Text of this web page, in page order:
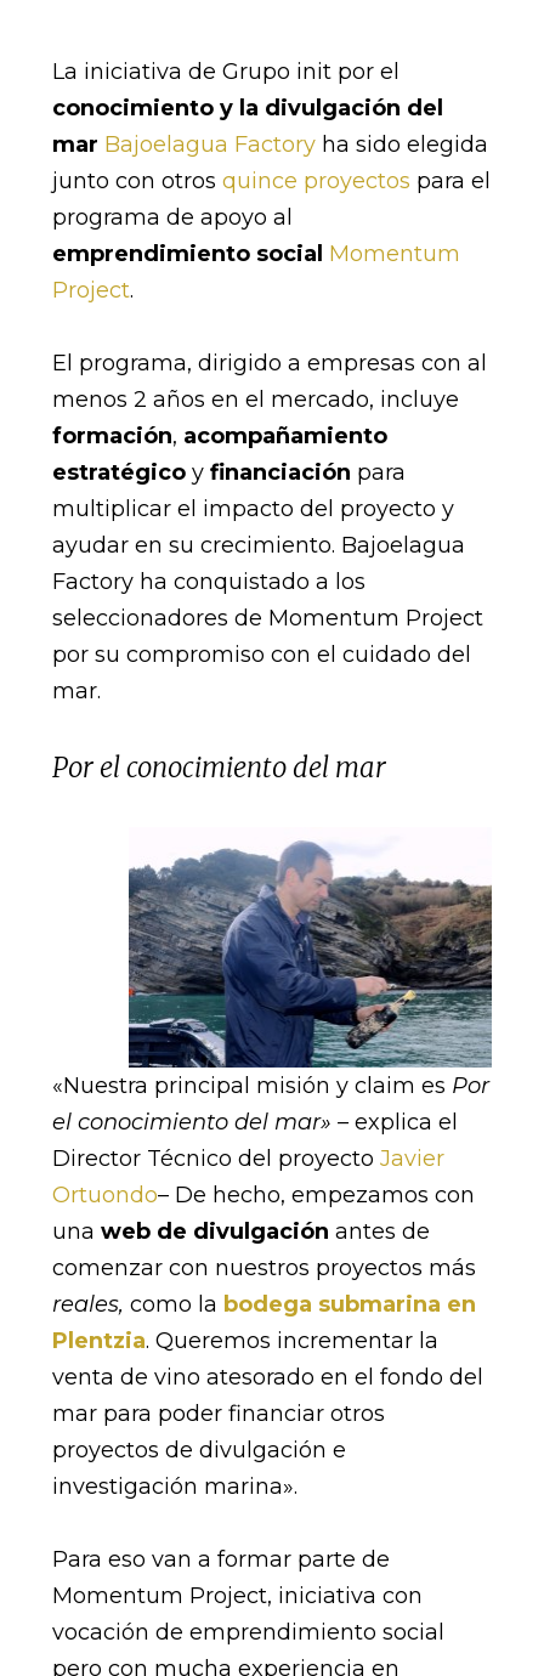
La iniciativa de Grupo init por el
conocimiento y la divulgación del
mar Bajoelagua Factoryha sido elegida
junto con otros quince proyectos para el
programa de apoyo al
emprendimiento social Momentum
Project.
El programa, dirigido a empresas con al
menos 2 años en el mercado, incluye
formación, acompañamiento
estratégicoy financiación para
multiplicar el impacto del proyecto y
ayudar en su crecimiento. Bajoelagua
Factory ha conquistado a los
seleccionadores de Momentum Project
por su compromiso con el cuidado del
mar.
Por el conocimiento del mar
«Nuestra principal misión y claim es Por
el conocimiento del mar» – explica el
Director Técnico del proyecto Javier
Ortuondo– De hecho, empezamos con
una web de divulgación antes de
comenzar con nuestros proyectos más
reales, como la bodega submarina en
Plentzia. Queremos incrementar la
venta de vino atesorado en el fondo del
mar para poder financiar otros
proyectos de divulgación e
investigación marina».
Para eso van a formar parte de
Momentum Project, iniciativa con
vocación de emprendimiento social
pero con mucha experiencia en